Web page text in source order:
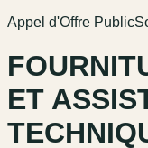
Appel d'Offre Public
ET